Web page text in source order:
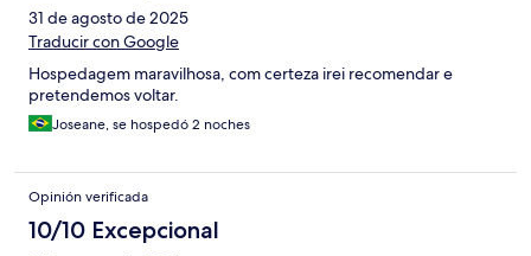
31 de agosto de 2025
Traducir con Google
Hospedagem maravilhosa, com certeza irei recomendar e
pretendemos voltar.
Joseane, se hospedó 2 noches
Opinión verificada
10/10 Excepcional